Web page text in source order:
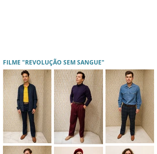
FILME "REVOLUÇÃO SEM SANGUE"